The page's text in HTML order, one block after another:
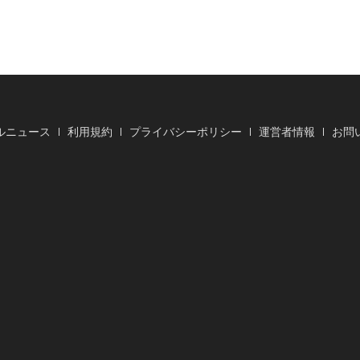
ニュース 利用規約 プライバシーポリシー 運営者情報 お問